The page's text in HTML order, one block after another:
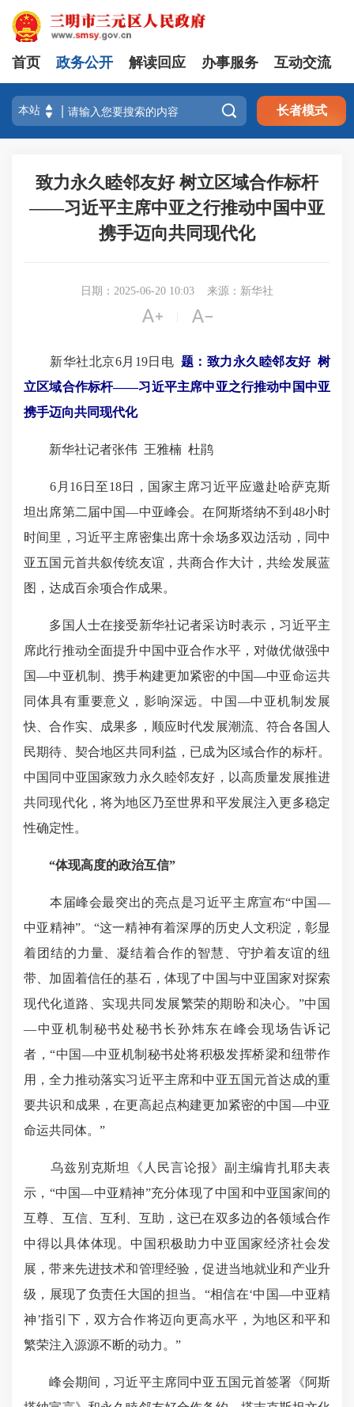
首页 政务公开 解读回应 办事服务 互动交流
 长者模式
致力永久睦邻友好 树立区域合作标杆
——习近平主席中亚之行推动中国中亚
携手迈向共同现代化
日期：2025-06-20 10:03 来源：新华社
 
新华社北京6月19日电 题：致力永久睦邻友好 树
立区域合作标杆——习近平主席中亚之行推动中国中亚
携手迈向共同现代化
新华社记者张伟 王雅楠 杜鹃
6月16日至18日，国家主席习近平应邀赴哈萨克斯
坦出席第二届中国—中亚峰会。在阿斯塔纳不到48小时
时间里，习近平主席密集出席十余场多双边活动，同中
亚五国元首共叙传统友谊，共商合作大计，共绘发展蓝
图，达成百余项合作成果。
多国人士在接受新华社记者采访时表示，习近平主
席此行推动全面提升中国中亚合作水平，对做优做强中
国—中亚机制、携手构建更加紧密的中国—中亚命运共
同体具有重要意义，影响深远。中国—中亚机制发展
快、合作实、成果多，顺应时代发展潮流、符合各国人
民期待、契合地区共同利益，已成为区域合作的标杆。
中国同中亚国家致力永久睦邻友好，以高质量发展推进
共同现代化，将为地区乃至世界和平发展注入更多稳定
性确定性。
“体现高度的政治互信”
本届峰会最突出的亮点是习近平主席宣布“中国—
中亚精神”。“这一精神有着深厚的历史人文积淀，彰显
着团结的力量、凝结着合作的智慧、守护着友谊的纽
带、加固着信任的基石，体现了中国与中亚国家对探索
现代化道路、实现共同发展繁荣的期盼和决心。”中国
—中亚机制秘书处秘书长孙炜东在峰会现场告诉记
者，“中国—中亚机制秘书处将积极发挥桥梁和纽带作
用，全力推动落实习近平主席和中亚五国元首达成的重
要共识和成果，在更高起点构建更加紧密的中国—中亚
命运共同体。”
乌兹别克斯坦《人民言论报》副主编肯扎耶夫表
示，“中国—中亚精神”充分体现了中国和中亚国家间的
互尊、互信、互利、互助，这已在双多边的各领域合作
中得以具体体现。中国积极助力中亚国家经济社会发
展，带来先进技术和管理经验，促进当地就业和产业升
级，展现了负责任大国的担当。“相信在‘中国—中亚精
神’指引下，双方合作将迈向更高水平，为地区和平和
繁荣注入源源不断的动力。”
峰会期间，习近平主席同中亚五国元首签署《阿斯